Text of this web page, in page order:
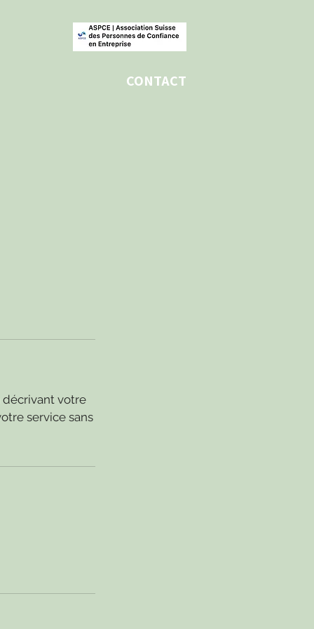
CONTACT
décrivant votre
service sans